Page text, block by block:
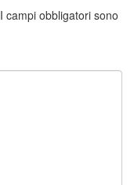
I campi obbligatori sono